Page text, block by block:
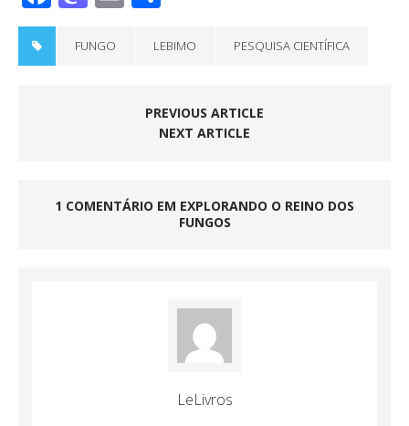
a
k
st a
FUNGO LEBIMO PESQUISA CIENTÍFICA
PREVIOUS ARTICLE
NEXT ARTICLE
1 COMENTÁRIO EM EXPLORANDO O REINO DOS
FUNGOS
LeLivros